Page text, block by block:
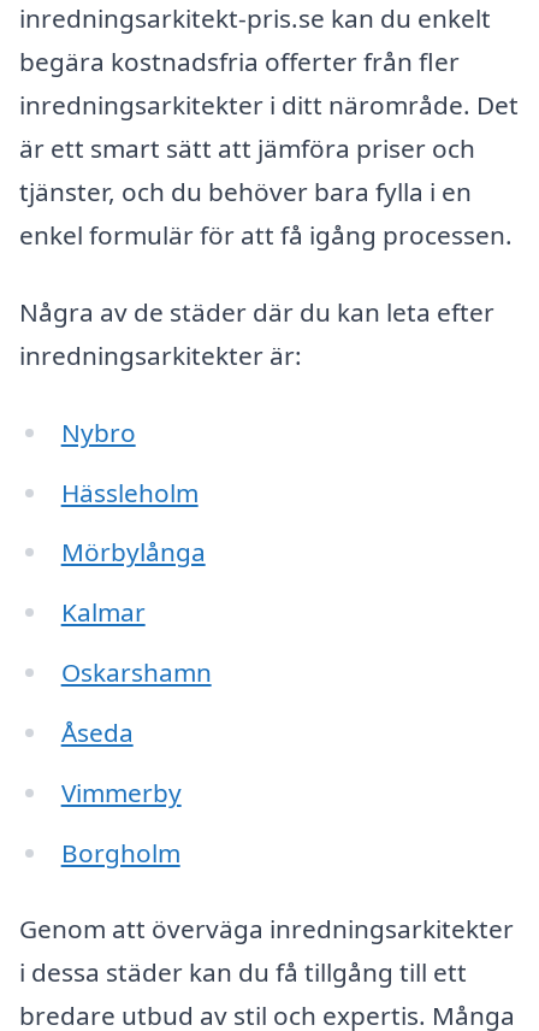
inredningsarkitekt-pris.se kan du enkelt
begära kostnadsfria offerter från fler
inredningsarkitekter i ditt närområde. Det
är ett smart sätt att jämföra priser och
tjänster, och du behöver bara fylla i en
enkel formulär för att få igång processen.
Några av de städer där du kan leta efter
inredningsarkitekter är:
Nybro
Hässleholm
Mörbylånga
Kalmar
Oskarshamn
Åseda
Vimmerby
Borgholm
Genom att överväga inredningsarkitekter
i dessa städer kan du få tillgång till ett
bredare utbud av stil och expertis. Många